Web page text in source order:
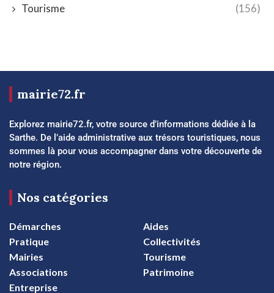
Tourisme (156)
mairie72.fr
Explorez mairie72.fr, votre source d’informations dédiée à la
Sarthe. De l’aide administrative aux trésors touristiques, nous
sommes là pour vous accompagner dans votre découverte de
notre région.
Nos catégories
Démarches
Aides
Pratique
Collectivités
Mairies
Tourisme
Associations
Patrimoine
Entreprise